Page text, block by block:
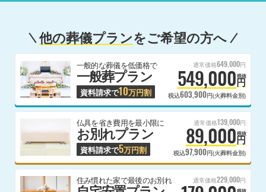
他の葬儀プランをご希望の方へ
一般的な葬儀を低価格で
一般葬プラン
資料請求で10万円割
通常価格649,000円
549,000円
税抜
税込603,900円(火葬料金別)
仏具を省き費用を最小限に
お別れプラン
資料請求で5万円割
通常価格139,000円
89,000円
税抜
税込97,900円(火葬料金別)
住み慣れた家で最後のお別れ 通常価格229,000円